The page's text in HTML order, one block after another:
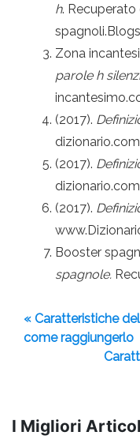
h.
Zona
parole h
(2017).
(2017).
(2017).
Booster
spagnole.
« Caratteristiche
come raggiungerlo
I Migliori